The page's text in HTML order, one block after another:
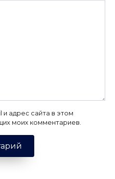
адрес сайта в этом
моих комментариев.